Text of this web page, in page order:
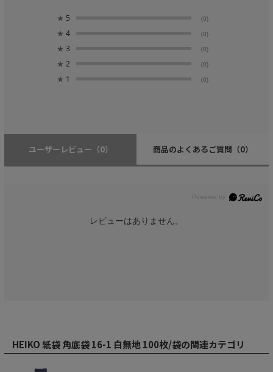
★ 5 (0)
★ 4 (0)
★ 3 (0)
★ 2 (0)
★ 1 (0)
ユーザーレビュー （0） 商品のよくあるご質問 （0）
レビューはありません。
HEIKO 紙袋 角底袋 16-1 白無地 100枚/袋の関連カテゴリ